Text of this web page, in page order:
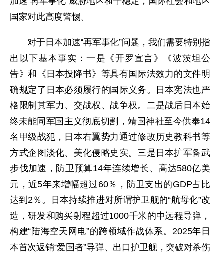
国家对此高度警惕。
对于日本加速“再军事化”问题，我们需要特别指
出以下基本事实：一是《开罗宣言》《波茨坦公
告》和《日本投降书》等具有国际法效力的文件明
确规定了日本必须履行的国际义务。日本宪法也严
格限制其军力、交战权、战争权。二是战后日本始
终未能同军国主义彻底切割，靖国神社至今供奉14
名甲级战犯，日本右翼势力通过修改历史教科书等
方式企图淡化、美化侵略史实。三是日本扩军备武
步伐加速，防卫预算14年连续增长、高达580亿美
元，近5年来增幅超过60％，防卫支出的GDP占比
达到2％。日本持续推进对所谓护卫舰的“航母化”改
造，研发和购买射程超过1000千米的中远程导弹，
构建“陆海空天网电”的跨领域作战体系。2025年日
本首次返销“爱国者”导弹、出口护卫舰，突破对杀伤